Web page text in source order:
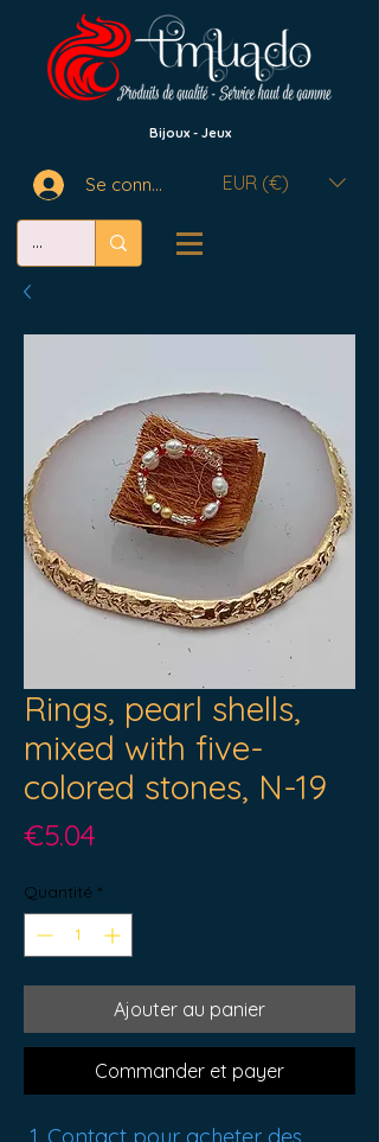
Bijoux - Jeux
Se connecter EUR (€)
Rings, pearl shells,
mixed with five-
colored stones, N-19
€5.04
Quantité *
Ajouter au panier
Commander et payer